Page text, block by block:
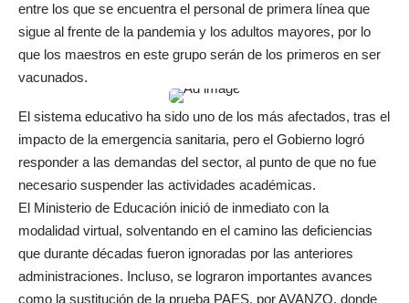
entre los que se encuentra el personal de primera línea que
sigue al frente de la pandemia y los adultos mayores, por lo
que los maestros en este grupo serán de los primeros en ser
vacunados.
El sistema educativo ha sido uno de los más afectados, tras el
impacto de la emergencia sanitaria, pero el Gobierno logró
responder a las demandas del sector, al punto de que no fue
necesario suspender las actividades académicas.
El Ministerio de Educación inició de inmediato con la
modalidad virtual, solventando en el camino las deficiencias
que durante décadas fueron ignoradas por las anteriores
administraciones. Incluso, se lograron importantes avances
como la sustitución de la prueba PAES, por AVANZO, donde